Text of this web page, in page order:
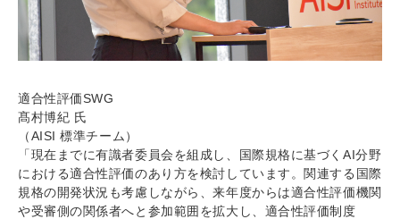
適合性評価SWG
髙村博紀 氏
（AISI 標準チーム）
「現在までに有識者委員会を組成し、国際規格に基づくAI分野
における適合性評価のあり方を検討しています。関連する国際
規格の開発状況も考慮しながら、来年度からは適合性評価機関
や受審側の関係者へと参加範囲を拡大し、適合性評価制度